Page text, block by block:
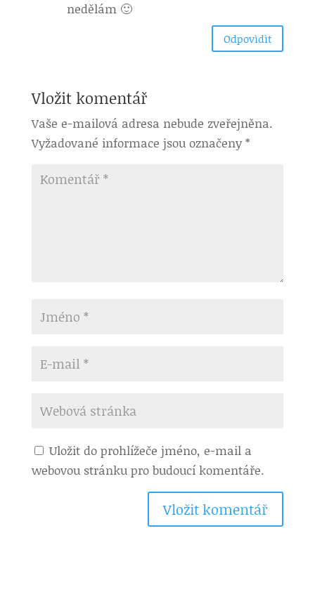
nedělám 🙂
Odpovìdìt
Vložit komentář
Vaše e-mailová adresa nebude zveřejněna.
Vyžadované informace jsou označeny*
Uložit do prohlížeče jméno, e-mail a
webovou stránku pro budoucí komentáře.